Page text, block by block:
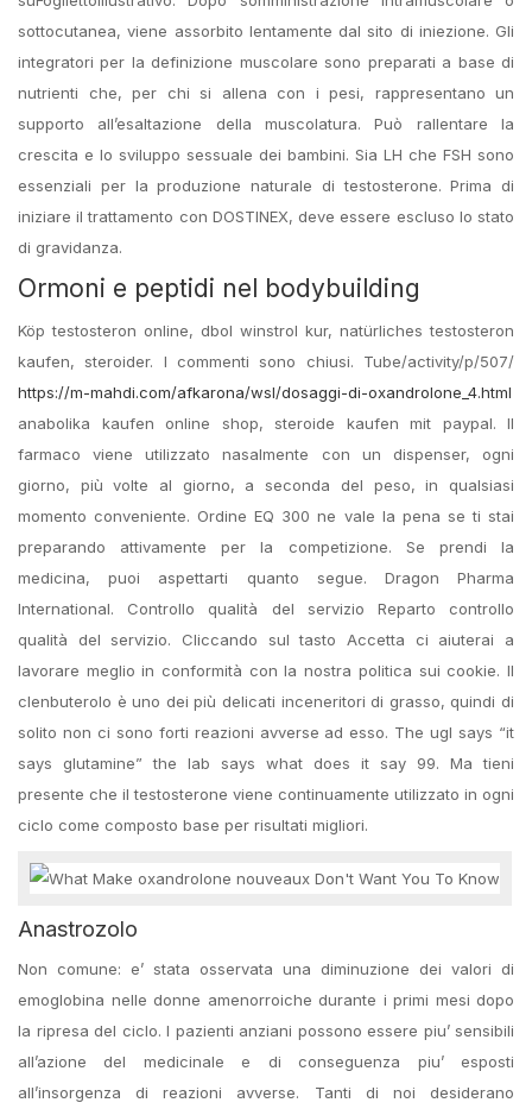
sottocutanea, viene assorbito lentamente dal sito di iniezione. Gli
integratori per la definizione muscolare sono preparati a base di
nutrienti che, per chi si allena con i pesi, rappresentano un
supporto all’esaltazione della muscolatura. Può rallentare la
crescita e lo sviluppo sessuale dei bambini. Sia LH che FSH sono
essenziali per la produzione naturale di testosterone. Prima di
iniziare il trattamento con DOSTINEX, deve essere escluso lo stato
di gravidanza.
Ormoni e peptidi nel bodybuilding
Köp testosteron online, dbol winstrol kur, natürliches testosteron
kaufen, steroider. I commenti sono chiusi. Tube/activity/p/507/
https://m-mahdi.com/afkarona/wsl/dosaggi-di-oxandrolone_4.html
anabolika kaufen online shop, steroide kaufen mit paypal. Il
farmaco viene utilizzato nasalmente con un dispenser, ogni
giorno, più volte al giorno, a seconda del peso, in qualsiasi
momento conveniente. Ordine EQ 300 ne vale la pena se ti stai
preparando attivamente per la competizione. Se prendi la
medicina, puoi aspettarti quanto segue. Dragon Pharma
International. Controllo qualità del servizio Reparto controllo
qualità del servizio. Cliccando sul tasto Accetta ci aiuterai a
lavorare meglio in conformità con la nostra politica sui cookie. Il
clenbuterolo è uno dei più delicati inceneritori di grasso, quindi di
solito non ci sono forti reazioni avverse ad esso. The ugl says “it
says glutamine” the lab says what does it say 99. Ma tieni
presente che il testosterone viene continuamente utilizzato in ogni
ciclo come composto base per risultati migliori.
Anastrozolo
Non comune: e’ stata osservata una diminuzione dei valori di
emoglobina nelle donne amenorroiche durante i primi mesi dopo
la ripresa del ciclo. I pazienti anziani possono essere piu’ sensibili
all’azione del medicinale e di conseguenza piu’ esposti
all’insorgenza di reazioni avverse. Tanti di noi desiderano